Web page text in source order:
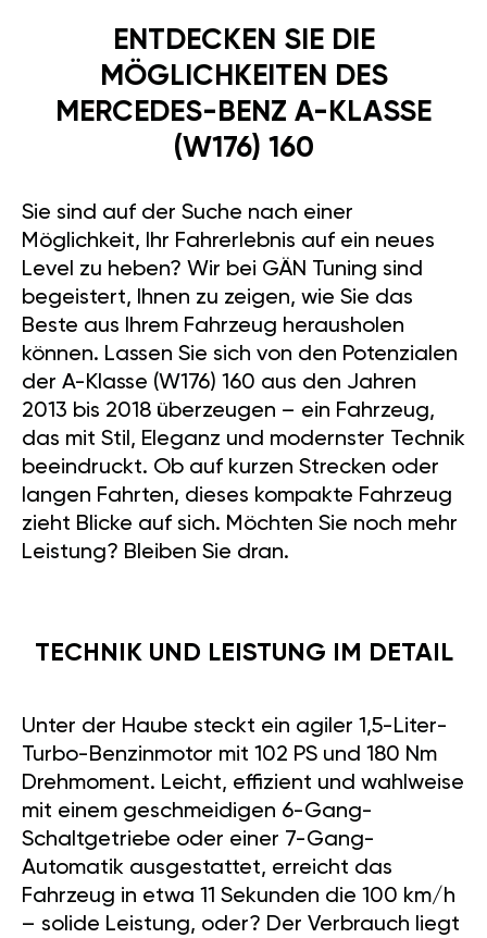
ENTDECKEN SIE DIE
MÖGLICHKEITEN DES
MERCEDES-BENZ A-KLASSE
(W176) 160
Sie sind auf der Suche nach einer
Möglichkeit, Ihr Fahrerlebnis auf ein neues
Level zu heben? Wir bei GÄN Tuning sind
begeistert, Ihnen zu zeigen, wie Sie das
Beste aus Ihrem Fahrzeug herausholen
können. Lassen Sie sich von den Potenzialen
der A-Klasse (W176) 160 aus den Jahren
2013 bis 2018 überzeugen – ein Fahrzeug,
das mit Stil, Eleganz und modernster Technik
beeindruckt. Ob auf kurzen Strecken oder
langen Fahrten, dieses kompakte Fahrzeug
zieht Blicke auf sich. Möchten Sie noch mehr
Leistung? Bleiben Sie dran.
TECHNIK UND LEISTUNG IM DETAIL
Unter der Haube steckt ein agiler 1,5-Liter-
Turbo-Benzinmotor mit 102 PS und 180 Nm
Drehmoment. Leicht, effizient und wahlweise
mit einem geschmeidigen 6-Gang-
Schaltgetriebe oder einer 7-Gang-
Automatik ausgestattet, erreicht das
Fahrzeug in etwa 11 Sekunden die 100 km/h
– solide Leistung, oder? Der Verbrauch liegt